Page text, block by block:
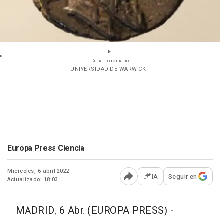
Denario romano
- UNIVERSIDAD DE WARWICK
Europa Press Ciencia
Miércoles, 6 abril 2022
Actualizado: 18:03
Abrir opciones para
IA Seguir en
MADRID, 6 Abr. (EUROPA PRESS) -